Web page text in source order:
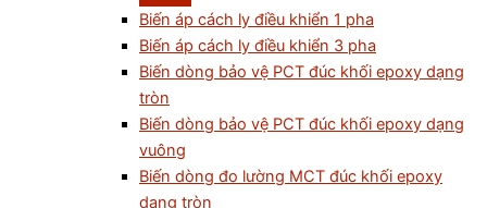
Biến áp cách ly điều khiển 1 pha
Biến áp cách ly điều khiển 3 pha
Biến dòng bảo vệ PCT đúc khối epoxy dạng
tròn
Biến dòng bảo vệ PCT đúc khối epoxy dạng
vuông
Biến dòng đo lường MCT đúc khối epoxy
dạng tròn